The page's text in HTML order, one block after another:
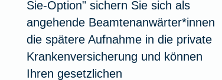
Sie-Option" sichern Sie sich als
angehende Beamtenanwärter*innen
die spätere Aufnahme in die private
Krankenversicherung und können
Ihren gesetzlichen